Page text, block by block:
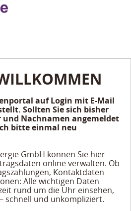
auf Login mit E-Mail
Sollten Sie sich bisher
Nachnamen angemeldet
bitte einmal neu
GmbH können Sie hier
online verwalten. Ob
Kontaktdaten
Alle wichtigen Daten
rund um die Uhr einsehen,
schnell und unkompliziert.